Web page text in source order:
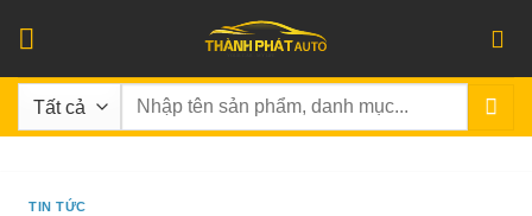
qua
nội
dung
Tìm
TIN TỨC